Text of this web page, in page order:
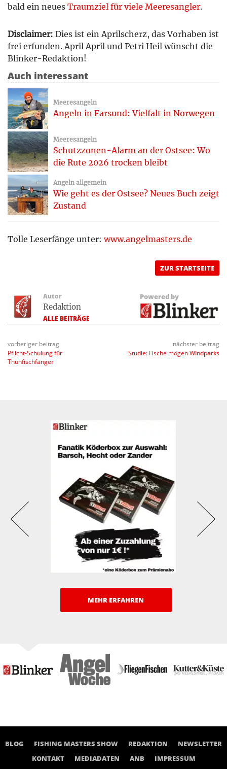
bald ein neues Traumziel für viele Meeresangler.
Disclaimer: Dies ist ein Aprilscherz, das Vorhaben ist
frei erfunden. April April und Petri Heil wünscht die
Blinker-Redaktion!
Auch interessant
Meeresangeln
Angeln in Farsund: Vielfalt in Norwegen
Meeresangeln
Schutzzonen-Alarm an der Ostsee: Wo
die Rute 2026 trocken bleibt
Angeln allgemein
Wie geht es der Ostsee? Neues Buch zeigt
Zustand
Tolle Leserfänge unter:www.angelmasters.de
ZUR STARTSEITE
Autor
Redaktion
ALLE BEITRÄGE
Powered by
vorheriger beitrag
Pflicht-Schulung für
Thunfischfänger
nächster beitrag
Studie: Fische mögen Windparks
MEHR ERFAHREN
BLOG FISHING MASTERS SHOW REDAKTION
NEWSLETTER
KONTAKT
MEDIADATEN ANB
IMPRESSUM